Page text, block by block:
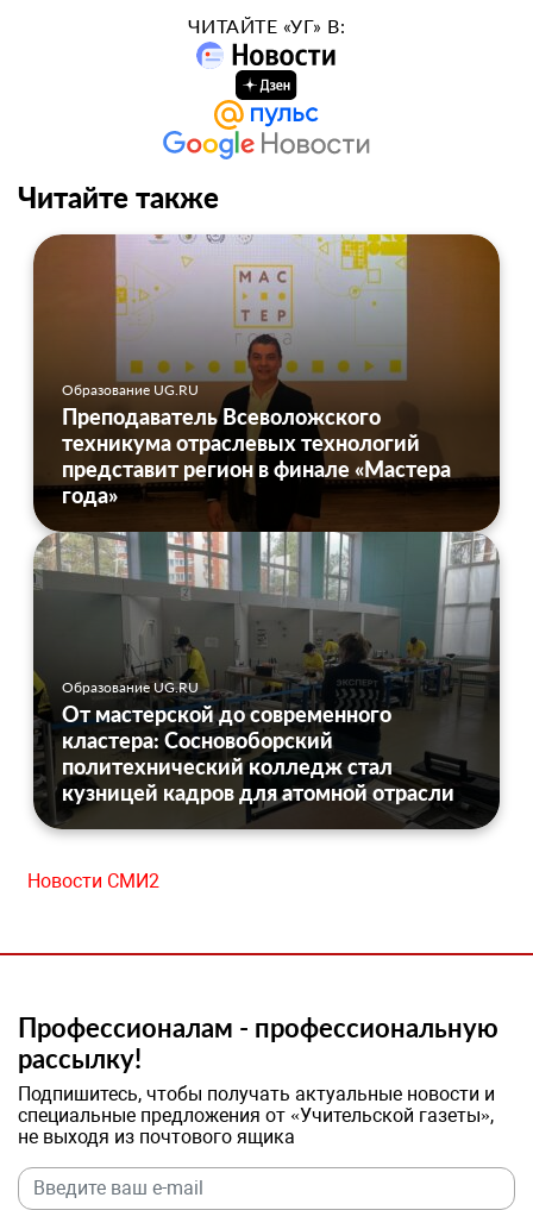
ЧИТАЙТЕ «УГ» В:
Читайте также
Образование UG.RU
Преподаватель Всеволожского
техникума отраслевых технологий
представит регион в финале «Мастера
года»
Образование UG.RU
От мастерской до современного
кластера: Сосновоборский
политехнический колледж стал
кузницей кадров для атомной отрасли
Новости СМИ2
Профессионалам - профессиональную
рассылку!
Подпишитесь, чтобы получать актуальные новости и
специальные предложения от «Учительской газеты»,
не выходя из почтового ящика